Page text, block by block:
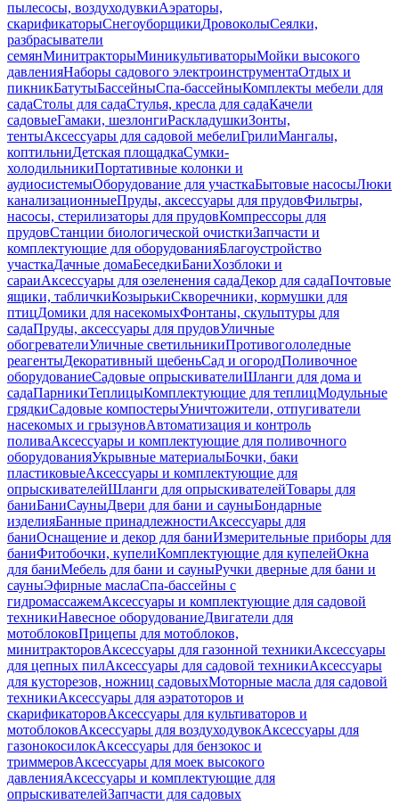
пылесосы, воздуходувкиАэраторы,
скарификаторыСнегоуборщикиДровоколыСеялки,
разбрасыватели
семянМинитракторыМиникультиваторыМойки высокого
давленияНаборы садового электроинструментаОтдых и
пикникБатутыБассейныСпа-бассейныКомплекты мебели для
садаСтолы для садаСтулья, кресла для садаКачели
садовыеГамаки, шезлонгиРаскладушкиЗонты,
тентыАксессуары для садовой мебелиГрилиМангалы,
коптильниДетская площадкаСумки-
холодильникиПортативные колонки и
аудиосистемыОборудование для участкаБытовые насосыЛюки
канализационныеПруды, аксессуары для прудовФильтры,
насосы, стерилизаторы для прудовКомпрессоры для
прудовСтанции биологической очисткиЗапчасти и
комплектующие для оборудованияБлагоустройство
участкаДачные домаБеседкиБаниХозблоки и
сараиАксессуары для озеленения садаДекор для садаПочтовые
ящики, табличкиКозырькиСкворечники, кормушки для
птицДомики для насекомыхФонтаны, скульптуры для
садаПруды, аксессуары для прудовУличные
обогревателиУличные светильникиПротивогололедные
реагентыДекоративный щебеньСад и огородПоливочное
оборудованиеСадовые опрыскивателиШланги для дома и
садаПарникиТеплицыКомплектующие для теплицМодульные
грядкиСадовые компостерыУничтожители, отпугиватели
насекомых и грызуновАвтоматизация и контроль
поливаАксессуары и комплектующие для поливочного
оборудованияУкрывные материалыБочки, баки
пластиковыеАксессуары и комплектующие для
опрыскивателейШланги для опрыскивателейТовары для
баниБаниСауныДвери для бани и сауныБондарные
изделияБанные принадлежностиАксессуары для
баниОснащение и декор для баниИзмерительные приборы для
баниФитобочки, купелиКомплектующие для купелейОкна
для баниМебель для бани и сауныРучки дверные для бани и
сауныЭфирные маслаСпа-бассейны с
гидромассажемАксессуары и комплектующие для садовой
техникиНавесное оборудованиеДвигатели для
мотоблоковПрицепы для мотоблоков,
минитракторовАксессуары для газонной техникиАксессуары
для цепных пилАксессуары для садовой техникиАксессуары
для кусторезов, ножниц садовыхМоторные масла для садовой
техникиАксессуары для аэратоторов и
скарификаторовАксессуары для культиваторов и
мотоблоковАксессуары для воздуходувокАксессуары для
газонокосилокАксессуары для бензокос и
триммеровАксессуары для моек высокого
давленияАксессуары и комплектующие для
опрыскивателейЗапчасти для садовых